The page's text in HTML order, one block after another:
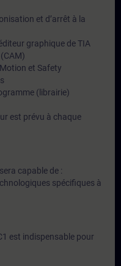
et d’arrêt à la
graphique de TIA
et Safety
(librairie)
est prévu à chaque
capable de :
spécifiques à
est indispensable pour